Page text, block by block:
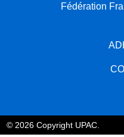
Fédération
© 2026 Copyright UPAC.